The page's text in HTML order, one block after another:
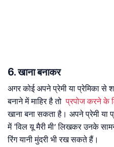
6. खाना बनाकर
अगर कोई अपने प्रेमी या प्रेमिका से
बनाने में माहिर है तोप्रपोज करने के
खाना बना सकता है। अपने प्रेमी
में ‘विल यू मैरी मी’ लिखकर उनके
रिंग यानी मुंदरी भी रख सकते हैं।